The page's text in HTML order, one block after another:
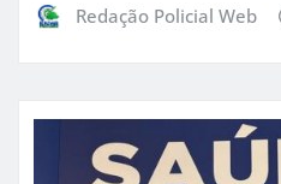
Redação Policial Web